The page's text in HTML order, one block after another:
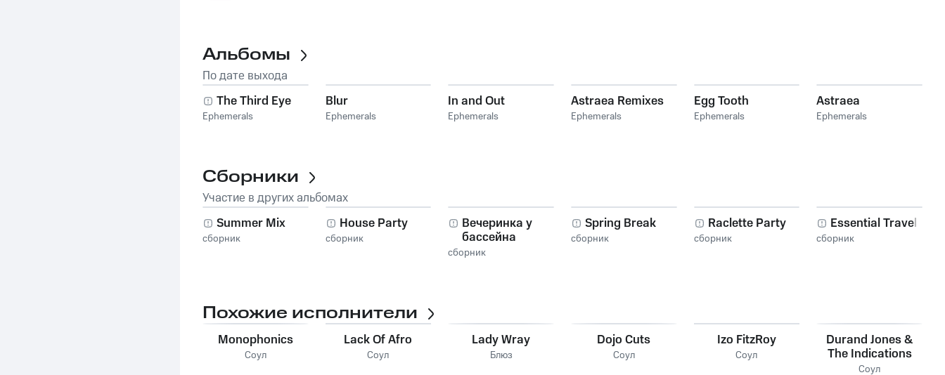
Альбомы
По дате выхода
The Third Eye
Ephemerals
Blur
Ephemerals
In and Out
Ephemerals
Astraea Remixes
Ephemerals
Egg Tooth
Ephemerals
Astraea
Ephemerals
Сборники
Участие в других альбомах
Summer Mix
сборник
House Party
сборник
Вечеринка у
бассейна
сборник
Spring Break
сборник
Raclette Party
сборник
Essential Travel
сборник
Похожие исполнители
Monophonics
Соул
Lack Of Afro
Соул
Lady Wray
Блюз
Dojo Cuts
Соул
Izo FitzRoy
Соул
Durand Jones &
The Indications
Соул